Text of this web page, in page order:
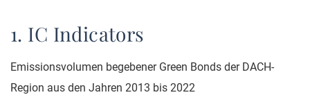
1. IC Indicators
Emissionsvolumen begebener Green Bonds der DACH-
Region aus den Jahren 2013 bis 2022